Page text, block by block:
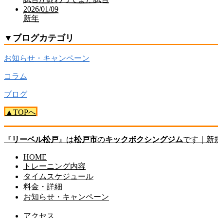
2026/01/09
新年
▼ ブログカテゴリ
お知らせ・キャンペーン
コラム
ブログ
▲TOPへ
『 リーベル松戸 』は松戸市のキックボクシングジムです｜新
HOME
トレーニング内容
タイムスケジュール
料金・詳細
お知らせ・キャンペーン
アクセス